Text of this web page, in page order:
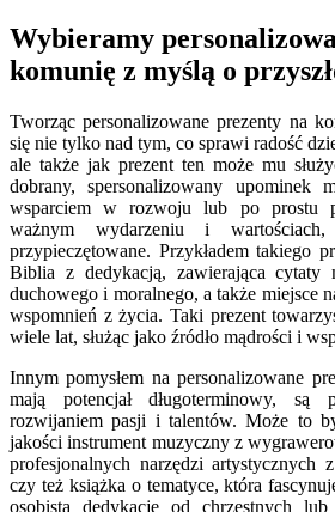
Wybieramy
komunię z myślą o
Tworząc personalizowane prezenty na
się nie tylko nad tym, co sprawi radość
ale także jak prezent ten może mu
dobrany, spersonalizowany upominek
wsparciem w rozwoju lub po prostu
ważnym wydarzeniu i
przypieczętowane. Przykładem takiego
Biblia z dedykacją, zawierająca cytaty
duchowego i moralnego, a także miejsce
wspomnień z życia. Taki prezent
wiele lat, służąc jako źródło mądrości i
Innym pomysłem na personalizowane
mają potencjał długoterminowy, są
rozwijaniem pasji i talentów. Może to
jakości instrument muzyczny z
profesjonalnych narzędzi artystycznych
czy też książka o tematyce, która
osobistą dedykację od chrzestnych